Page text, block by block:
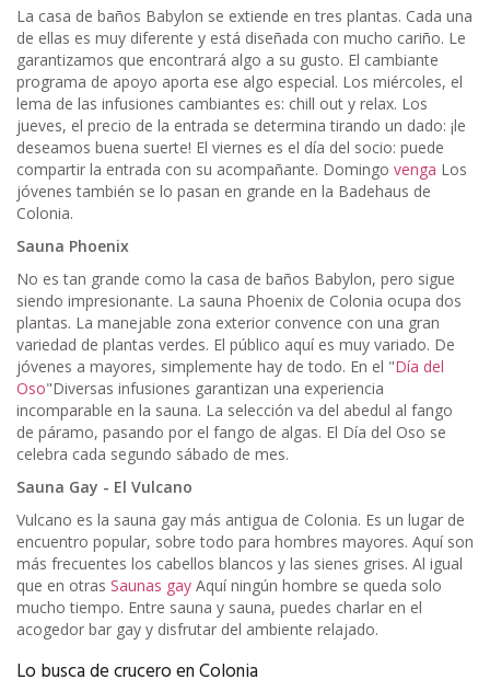
La casa de baños Babylon se extiende en tres plantas. Cada una
de ellas es muy diferente y está diseñada con mucho cariño. Le
garantizamos que encontrará algo a su gusto. El cambiante
programa de apoyo aporta ese algo especial. Los miércoles, el
lema de las infusiones cambiantes es: chill out y relax. Los
jueves, el precio de la entrada se determina tirando un dado: ¡le
deseamos buena suerte! El viernes es el día del socio: puede
compartir la entrada con su acompañante. Domingo venga Los
jóvenes también se lo pasan en grande en la Badehaus de
Colonia.
Sauna Phoenix
No es tan grande como la casa de baños Babylon, pero sigue
siendo impresionante. La sauna Phoenix de Colonia ocupa dos
plantas. La manejable zona exterior convence con una gran
variedad de plantas verdes. El público aquí es muy variado. De
jóvenes a mayores, simplemente hay de todo. En el "Día del
Oso"Diversas infusiones garantizan una experiencia
incomparable en la sauna. La selección va del abedul al fango
de páramo, pasando por el fango de algas. El Día del Oso se
celebra cada segundo sábado de mes.
Sauna Gay - El Vulcano
Vulcano es la sauna gay más antigua de Colonia. Es un lugar de
encuentro popular, sobre todo para hombres mayores. Aquí son
más frecuentes los cabellos blancos y las sienes grises. Al igual
que en otras Saunas gay Aquí ningún hombre se queda solo
mucho tiempo. Entre sauna y sauna, puedes charlar en el
acogedor bar gay y disfrutar del ambiente relajado.
Lo busca de crucero en Colonia